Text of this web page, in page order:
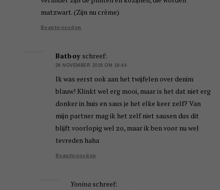
matzwart. (Zijn nu crème)
Beantwoorden
Batboy schreef:
26 NOVEMBER 2018 OM 19:44
Ik was eerst ook aan het twijfelen over denim
blauw! Klinkt wel erg mooi, maar is het dat niet erg
donker in huis en saus je het elke keer zelf? Van
mijn partner mag ik het zelf niet sausen dus dit
blijft voorlopig wel zo, maar ik ben voor nu wel
tevreden haha
Beantwoorden
Yonina schreef: